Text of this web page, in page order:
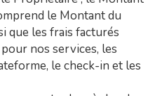
le Montant du
que les frais facturés
nos services, les
le check-in et les